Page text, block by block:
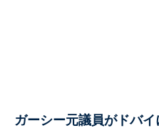
ガーシー元議員がドバ